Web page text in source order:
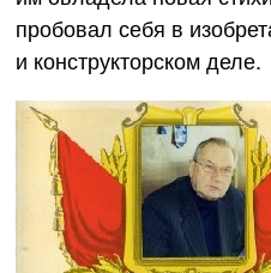
пробовал себя в
и конструкторском деле.